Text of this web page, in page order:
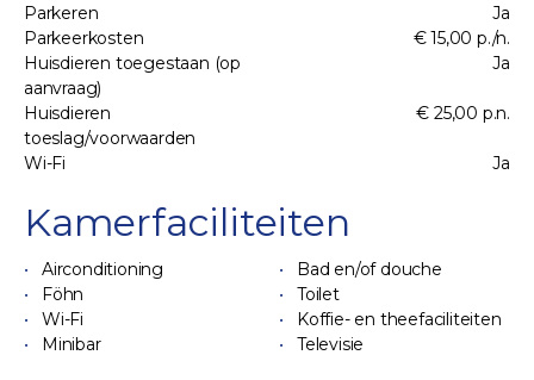
Parkeren
Ja
Parkeerkosten
€ 15,00 p./n.
Huisdieren toegestaan (op
aanvraag)
Ja
Huisdieren
toeslag/voorwaarden
€ 25,00 p.n.
Wi-Fi Ja
Kamerfaciliteiten
Airconditioning
Bad en/of douche
Föhn
Toilet
Wi-Fi
Koffie- en theefaciliteiten
Minibar
Televisie